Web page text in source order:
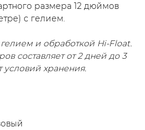
размера 12 дюймов
с гелием.
и обработкой Hi-Float.
составляет от 2 дней до 3
условий хранения.